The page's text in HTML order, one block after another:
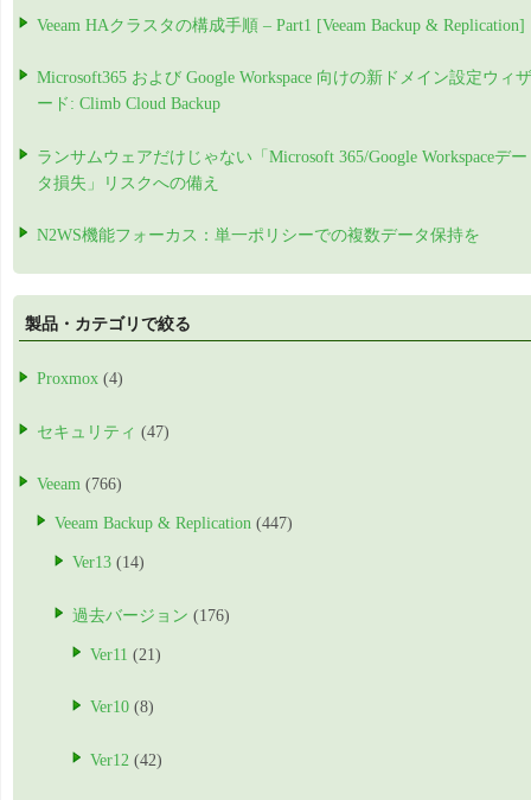
Veeam HAクラスタの構成手順 – Part1 [Veeam Backup & Replication]
Microsoft365 および Google Workspace 向けの新ドメイン設定ウィザ
ード: Climb Cloud Backup
ランサムウェアだけじゃない「Microsoft 365/Google Workspaceデー
タ損失」リスクへの備え
N2WS機能フォーカス：単一ポリシーでの複数データ保持を
製品・カテゴリで絞る
Proxmox (4)
セキュリティ (47)
Veeam (766)
Veeam Backup & Replication (447)
Ver13 (14)
過去バージョン (176)
Ver11 (21)
Ver10 (8)
Ver12 (42)